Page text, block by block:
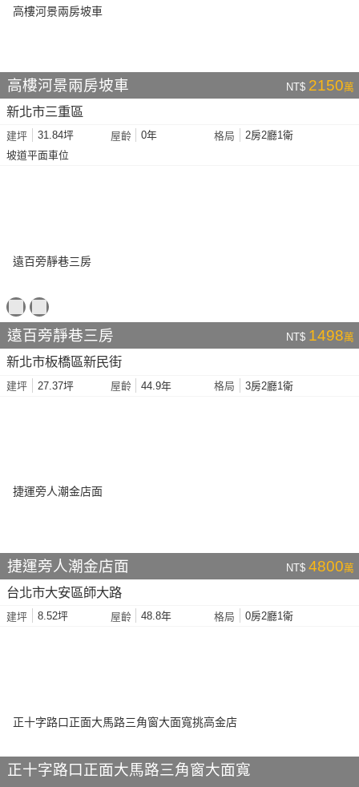
高樓河景兩房坡車 NT$ 2150萬
新北市三重區
建坪 31.84坪 屋齡 0年 格局
2房2廳1衛
坡道平面車位
遠百旁靜巷三房 NT$ 1498萬
新北市板橋區新民街
建坪 27.37坪 屋齡 44.9年 格局 3房2廳1衛
捷運旁人潮金店面 NT$ 4800萬
台北市大安區師大路
建坪 8.52坪 屋齡 48.8年 格局 0房2廳1衛
正十字路口正面大馬路三角窗大面寬